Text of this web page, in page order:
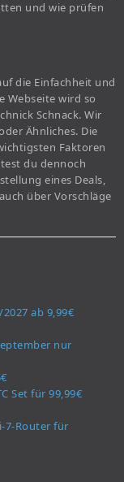
und wie prüfen
die Einfachheit und
Webseite wird so
Schnack. Wir
Ähnliches. Die
Faktoren
du dennoch
eines Deals,
über Vorschläge
ab 9,99€
nur
Set für 99,99€
7-Router für